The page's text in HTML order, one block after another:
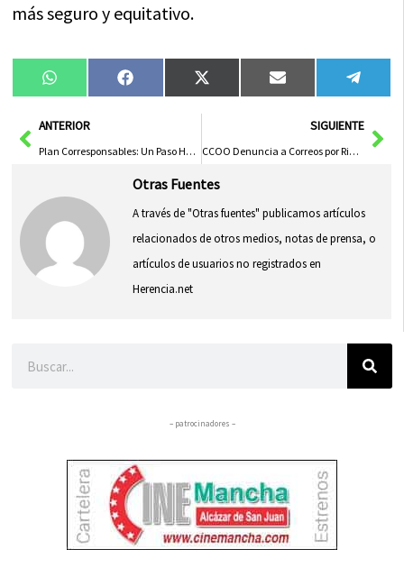
más seguro y equitativo.
Compartir
en
WhatsAppCompartir
en
FacebookCompartir
en
X
(Twitter)
Compartir
en
Email
en
AntANTERIOR
Plan Corresponsables: Un Paso Hacia la Igualdad en el Día Internacional de la Eliminación de la Violencia contra la Mujer
SIGUIENTE
CCOO Denuncia a Correos por Riesgos de Seguridad Causados por Patinetes Eléctricos en el Reparto
Otras Fuentes
A través de "Otras fuentes" publicamos artículos
relacionados de otros medios, notas de prensa, o
artículos de usuarios no registrados en
Herencia.net
– patrocinadores –